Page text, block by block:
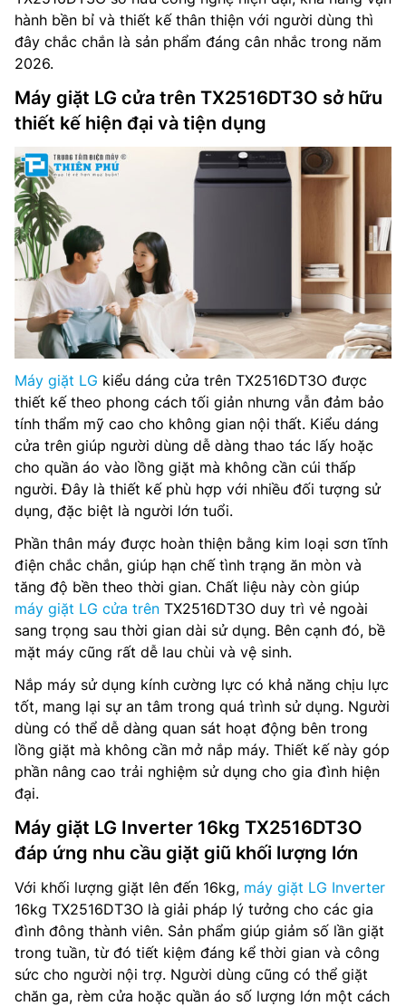
hành bền bỉ và thiết kế thân thiện với người dùng thì
đây chắc chắn là sản phẩm đáng cân nhắc trong năm
2026.
Máy giặt LG cửa trên TX2516DT3O sở hữu
thiết kế hiện đại và tiện dụng
Máy giặt LG kiểu dáng cửa trên TX2516DT3O được
thiết kế theo phong cách tối giản nhưng vẫn đảm bảo
tính thẩm mỹ cao cho không gian nội thất. Kiểu dáng
cửa trên giúp người dùng dễ dàng thao tác lấy hoặc
cho quần áo vào lồng giặt mà không cần cúi thấp
người. Đây là thiết kế phù hợp với nhiều đối tượng sử
dụng, đặc biệt là người lớn tuổi.
Phần thân máy được hoàn thiện bằng kim loại sơn tĩnh
điện chắc chắn, giúp hạn chế tình trạng ăn mòn và
tăng độ bền theo thời gian. Chất liệu này còn giúp
máy giặt LG cửa trên TX2516DT3O duy trì vẻ ngoài
sang trọng sau thời gian dài sử dụng. Bên cạnh đó, bề
mặt máy cũng rất dễ lau chùi và vệ sinh.
Nắp máy sử dụng kính cường lực có khả năng chịu lực
tốt, mang lại sự an tâm trong quá trình sử dụng. Người
dùng có thể dễ dàng quan sát hoạt động bên trong
lồng giặt mà không cần mở nắp máy. Thiết kế này góp
phần nâng cao trải nghiệm sử dụng cho gia đình hiện
đại.
Máy giặt LG Inverter 16kg TX2516DT3O
đáp ứng nhu cầu giặt giũ khối lượng lớn
Với khối lượng giặt lên đến 16kg, máy giặt LG Inverter
16kg TX2516DT3O là giải pháp lý tưởng cho các gia
đình đông thành viên. Sản phẩm giúp giảm số lần giặt
trong tuần, từ đó tiết kiệm đáng kể thời gian và công
sức cho người nội trợ. Người dùng cũng có thể giặt
chăn ga, rèm cửa hoặc quần áo số lượng lớn một cách